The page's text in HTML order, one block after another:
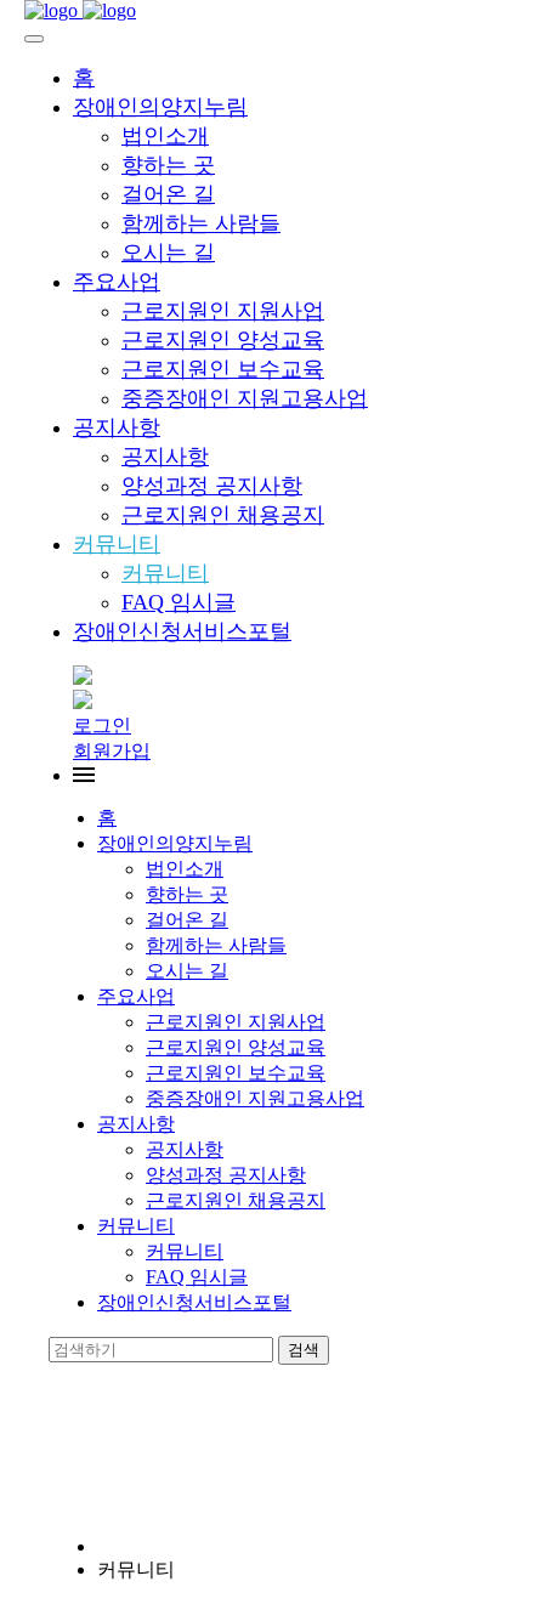
홈
장애인의양지누림
법인소개
향하는 곳
걸어온 길
함께하는 사람들
오시는 길
주요사업
근로지원인 지원사업
근로지원인 양성교육
근로지원인 보수교육
중증장애인 지원고용사업
공지사항
공지사항
양성과정 공지사항
근로지원인 채용공지
커뮤니티
커뮤니티
FAQ 임시글
장애인신청서비스포털
로그인
회원가입
홈
장애인의양지누림
법인소개
향하는 곳
걸어온 길
함께하는 사람들
오시는 길
주요사업
근로지원인 지원사업
근로지원인 양성교육
근로지원인 보수교육
중증장애인 지원고용사업
공지사항
공지사항
양성과정 공지사항
근로지원인 채용공지
커뮤니티
커뮤니티
FAQ 임시글
장애인신청서비스포털
커뮤니티